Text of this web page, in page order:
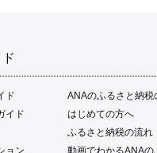
ド
ANAのふるさと納税
イド
はじめての方へ
ふるさと納税の流れ
ョン
動画でわかるANAの